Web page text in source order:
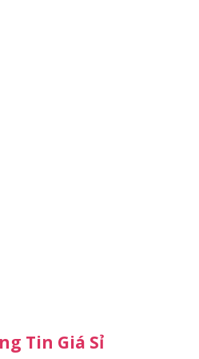
Tin Giá Sỉ